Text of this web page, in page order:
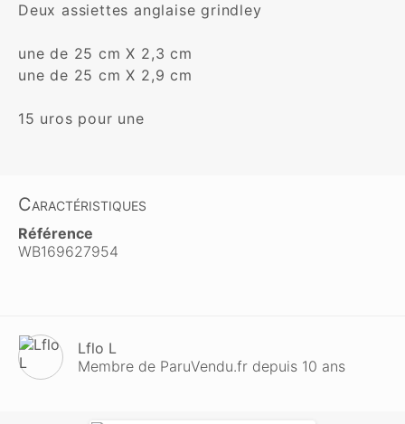
Deux assiettes anglaise grindley
une de 25 cm X 2,3 cm
une de 25 cm X 2,9 cm
15 uros pour une
Caractéristiques
Référence
WB169627954
Lflo L
Membre de ParuVendu.fr depuis 10 ans